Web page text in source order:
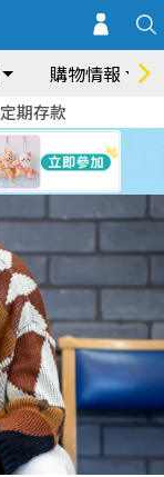
購物情報
定期存款